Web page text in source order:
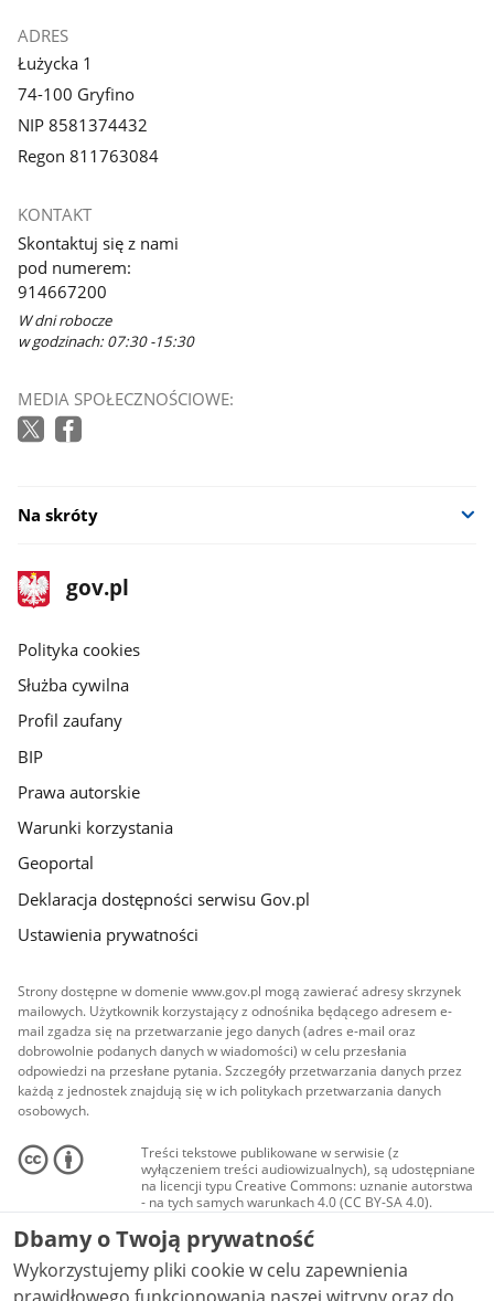
ADRES
Łużycka 1
74-100 Gryfino
NIP 8581374432
Regon 811763084
KONTAKT
Skontaktuj się z nami
pod numerem:
914667200
W dni robocze
w godzinach: 07:30 -15:30
MEDIA SPOŁECZNOŚCIOWE:
Na skróty
stopka
gov.pl
Strona
gov.pl
gov.pl
Polityka cookies
Służba cywilna
Profil zaufany
BIP
Prawa autorskie
Warunki korzystania
Geoportal
Deklaracja dostępności serwisu Gov.pl
Ustawienia prywatności
Strony dostępne w domenie www.gov.pl mogą zawierać adresy skrzynek
mailowych. Użytkownik korzystający z odnośnika będącego adresem e-
mail zgadza się na przetwarzanie jego danych (adres e-mail oraz
dobrowolnie podanych danych w wiadomości) w celu przesłania
odpowiedzi na przesłane pytania. Szczegóły przetwarzania danych przez
każdą z jednostek znajdują się w ich politykach przetwarzania danych
osobowych.
Treści tekstowe publikowane w serwisie (z
wyłączeniem treści audiowizualnych), są udostępniane
na licencji typu Creative Commons: uznanie autorstwa
- na tych samych warunkach 4.0 (CC BY-SA 4.0).
Materiały audiowizualne, w tym zdjęcia, materiały
audio i wideo, są udostępniane na licencji typu
Creative Commons: uznanie autorstwa użycie
niekomercyjne - bez utworów zależnych 4.0 (CC BY-
NC-ND 4.0), o ile nie jest to stwierdzone inaczej.
Dbamy o Twoją prywatność
Wykorzystujemy pliki cookie w celu zapewnienia